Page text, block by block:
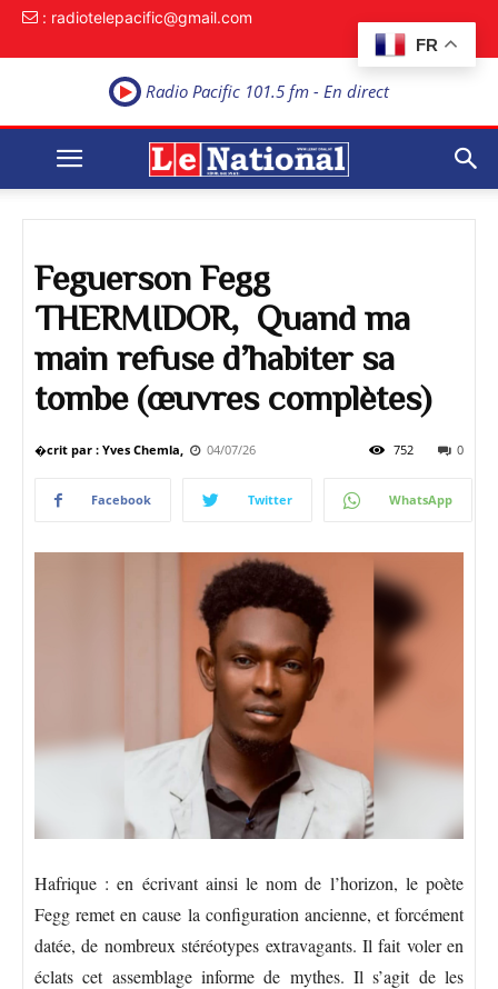
FR
: radiotelepacific@gmail.com
Radio Pacific 101.5 fm - En direct
Feguerson Fegg
THERMIDOR, Quand ma
main refuse d’habiter sa
tombe (œuvres complètes)
�crit par : Yves Chemla, 04/07/26 0
752
Facebook Twitter WhatsApp
Hafrique : en écrivant ainsi le nom de l’horizon, le poète
Fegg remet en cause la configuration ancienne, et forcément
datée, de nombreux stéréotypes extravagants. Il fait voler en
éclats cet assemblage informe de mythes. Il s’agit de les